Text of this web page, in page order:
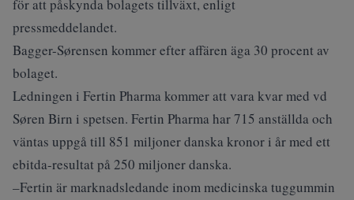
för att påskynda bolagets tillväxt, enligt
pressmeddelandet.
Bagger-Sørensen kommer efter affären äga 30 procent av
bolaget.
Ledningen i Fertin Pharma kommer att vara kvar med vd
Søren Birn i spetsen. Fertin Pharma har 715 anställda och
väntas uppgå till 851 miljoner danska kronor i år med ett
ebitda-resultat på 250 miljoner danska.
–Fertin är marknadsledande inom medicinska tuggummin